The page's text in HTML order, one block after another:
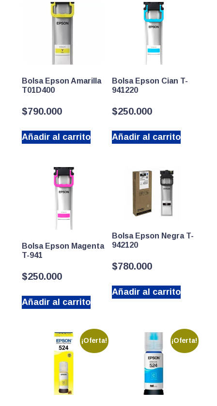
Bolsa Epson Amarilla
T01D400
$790.000
Añadir al carrito
Bolsa Epson Cian T-
941220
$250.000
Añadir al carrito
Bolsa Epson Magenta
T-941
$250.000
Añadir al carrito
Bolsa Epson Negra T-
942120
$780.000
Añadir al carrito
¡Oferta! ¡Oferta!